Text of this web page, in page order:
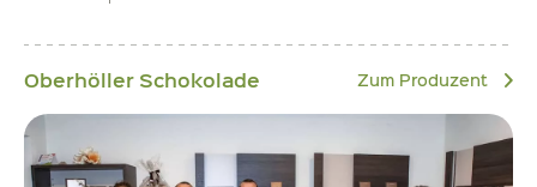
Oberhöller Schokolade Zum Produzent